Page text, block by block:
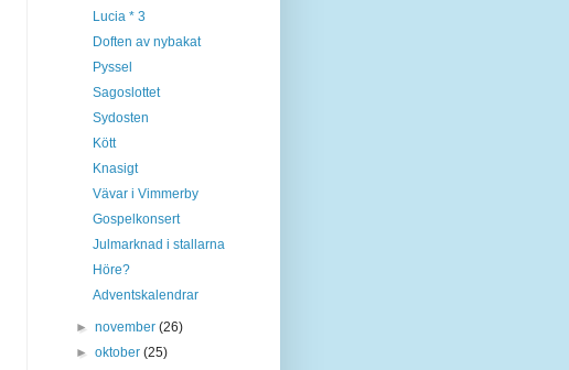
Lucia * 3
Doften av nybakat
Pyssel
Sagoslottet
Sydosten
Kött
Knasigt
Vävar i Vimmerby
Gospelkonsert
Julmarknad i stallarna
Höre?
Adventskalendrar
►november(26)
►oktober(25)